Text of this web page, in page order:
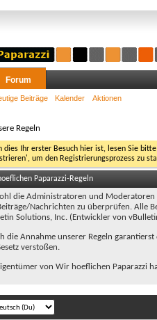
Forum
Beiträge Kalender Aktionen
Regeln
dies Ihr erster Besuch hier ist, lesen Sie
um den Registrierungsprozess zu
Paparazzi-Regeln
die Administratoren und Moderatoren
Nachrichten zu überprüfen. Alle
Solutions, Inc. (Entwickler von
die Annahme unserer Regeln
verstoßen.
von Wir hoeflichen Paparazzi